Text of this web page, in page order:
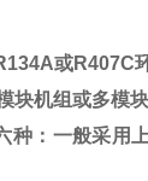
或R407C
机组或多模块
种：一般采用